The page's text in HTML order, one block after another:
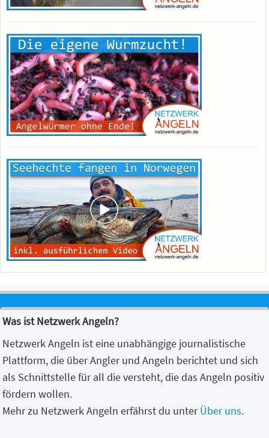
Was ist Netzwerk Angeln?
Netzwerk Angeln ist eine unabhängige journalistische
Plattform, die über Angler und Angeln berichtet und sich
als Schnittstelle für all die versteht, die das Angeln positiv
fördern wollen.
Mehr zu Netzwerk Angeln erfährst du unterÜber uns.